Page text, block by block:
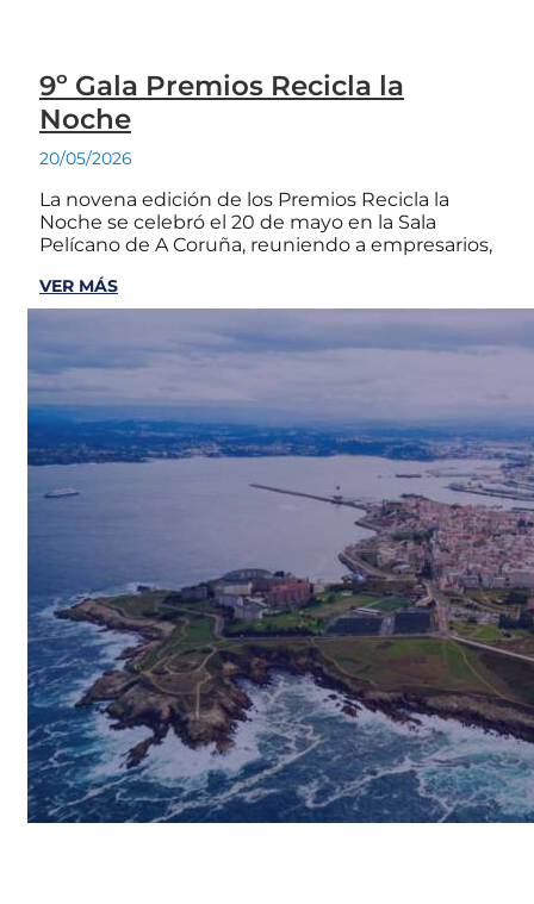
9º Gala Premios Recicla la
Noche
20/05/2026
La novena edición de los Premios Recicla la
Noche se celebró el 20 de mayo en la Sala
Pelícano de A Coruña, reuniendo a empresarios,
VER MÁS